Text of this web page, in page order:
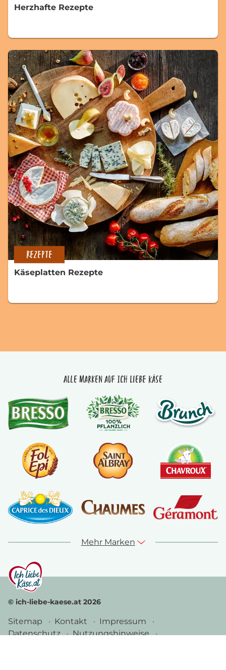
Herzhafte Rezepte
REZEPTE
Käseplatten Rezepte
Alle Marken auf Ich liebe Käse
Mehr Marken
© ich-liebe-kaese.at 2026
Sitemap Kontakt
Impressum
Datenschutz
Nutzungshinweise